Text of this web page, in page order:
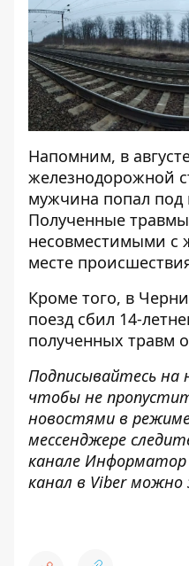
Напомним, в
железнодорожной
мужчина попал под
Полученные
несовместимыми
месте
Кроме того, в
поезд сбил 14-
полученных травм
Подписывайтесь на
чтобы не
новостями в
мессенджере
канале Информатор
канал в Viber можно